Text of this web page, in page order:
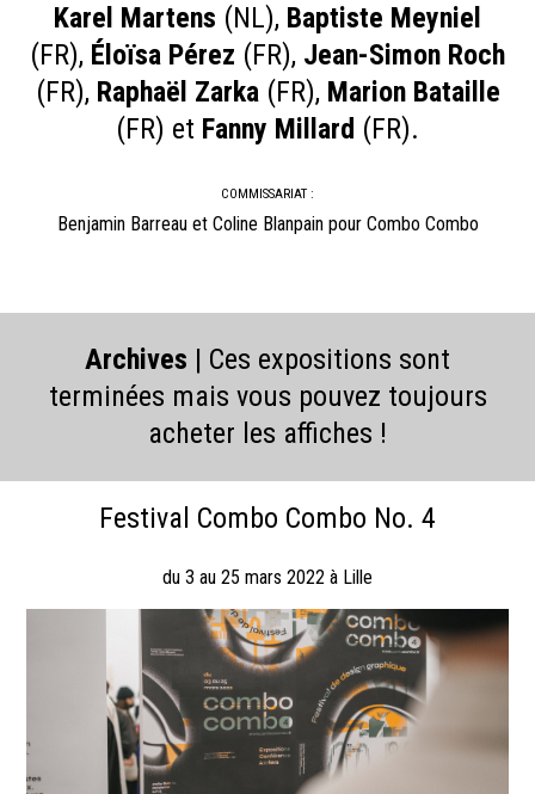
Karel Martens (NL), Baptiste Meyniel
(FR), Éloïsa Pérez (FR), Jean-Simon Roch
(FR), Raphaël Zarka(FR), Marion Bataille
(FR) et Fanny Millard (FR).
COMMISSARIAT :
Benjamin Barreau et Coline Blanpain pour Combo Combo
Archives | Ces expositions sont
terminées mais vous pouvez toujours
acheter les affiches !
Festival Combo Combo No. 4
du 3 au 25 mars 2022 à Lille